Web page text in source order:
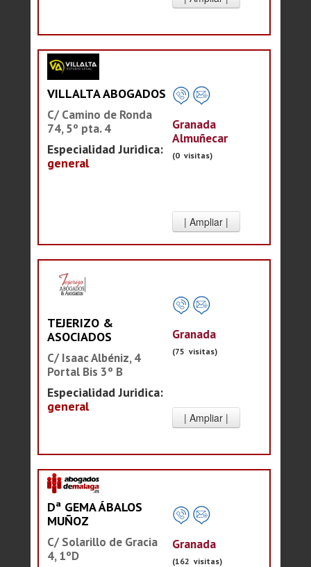
VILLALTA ABOGADOS
C/ Camino de Ronda
74, 5º pta. 4
Especialidad Juridica:
general
Granada
Almuñecar
(0 visitas)
TEJERIZO &
ASOCIADOS
C/ Isaac Albéniz, 4
Portal Bis 3º B
Especialidad Juridica:
general
Granada
(75 visitas)
Dª GEMA ÁBALOS
MUÑOZ
C/ Solarillo de Gracia
4, 1ºD
Granada
(162 visitas)